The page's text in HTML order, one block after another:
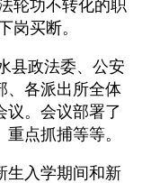
轮功不转化的职
岗买断。
县政法委、公安
、各派出所全体
议。会议部署了
点抓捕等等。
生入学期间和新